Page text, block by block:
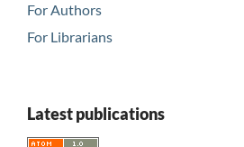
For Authors
For Librarians
Latest publications